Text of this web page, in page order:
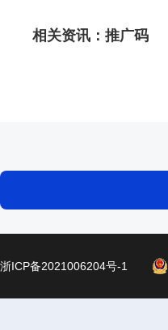
相关资讯： 推广码
浙ICP备2021006204号-1